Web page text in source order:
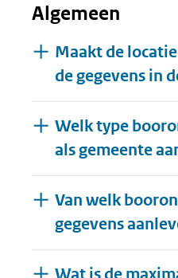
Algemeen
Maakt de
de gegevens in
Welk type
als gemeente
Van welk
gegevens